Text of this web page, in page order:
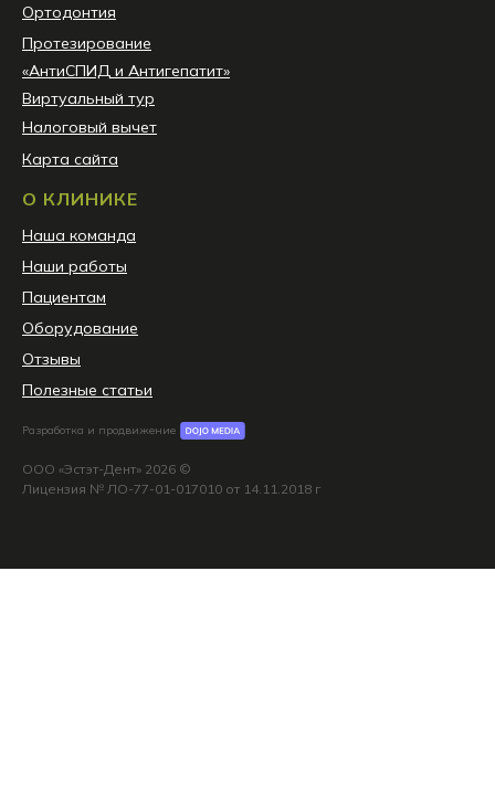
ООО «Эстэт-Дент» 2026 ©
Лицензия № ЛО-77-01-017010 от 14.11.2018 г
О КЛИНИКЕ
Наша команда
Наши работы
Пациентам
Оборудование
Отзывы
Полезные статьи
Разработка и продвижение
Ортодонтия
Протезирование
«АнтиСПИД и Антигепатит»
Виртуальный тур
Налоговый вычет
Карта сайта